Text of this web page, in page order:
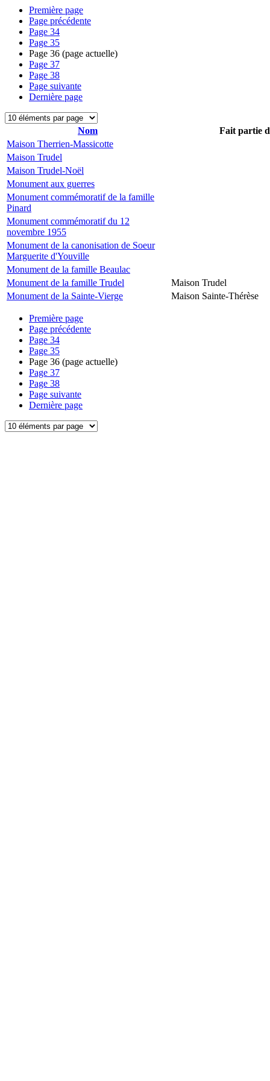
Première page
Page précédente
Page 34
Page 35
Page 36 (page actuelle)
Page 37
Page 38
Page suivante
Dernière page
Nom
Fait partie
Maison Therrien-Massicotte
Maison Trudel
Maison Trudel-Noël
Monument aux guerres
Monument commémoratif de la famille
Pinard
Monument commémoratif du 12
novembre 1955
Monument de la canonisation de Soeur
Marguerite d'Youville
Monument de la famille Beaulac
Monument de la famille Trudel
Maison Trudel
Monument de la Sainte-Vierge
Maison Sainte-Thérèse
Première page
Page précédente
Page 34
Page 35
Page 36 (page actuelle)
Page 37
Page 38
Page suivante
Dernière page